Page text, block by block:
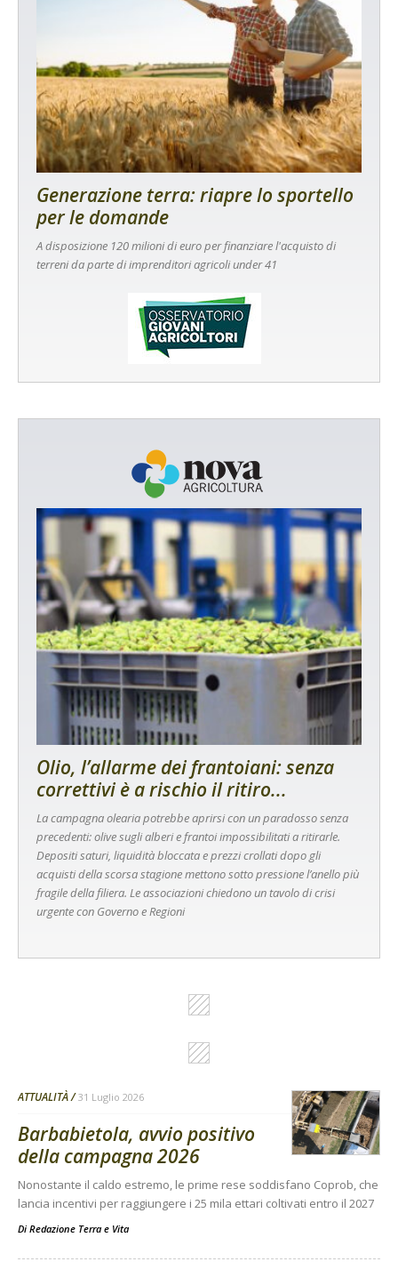
Generazione terra: riapre lo sportello
per le domande
A disposizione 120 milioni di euro per finanziare l'acquisto di
terreni da parte di imprenditori agricoli under 41
Olio, l’allarme dei frantoiani: senza
correttivi è a rischio il ritiro...
La campagna olearia potrebbe aprirsi con un paradosso senza
precedenti: olive sugli alberi e frantoi impossibilitati a ritirarle.
Depositi saturi, liquidità bloccata e prezzi crollati dopo gli
acquisti della scorsa stagione mettono sotto pressione l’anello più
fragile della filiera. Le associazioni chiedono un tavolo di crisi
urgente con Governo e Regioni
ATTUALITÀ 31 Luglio 2026
Barbabietola, avvio positivo
della campagna 2026
Nonostante il caldo estremo, le prime rese soddisfano Coprob, che
lancia incentivi per raggiungere i 25 mila ettari coltivati entro il 2027
Di Redazione Terra e Vita